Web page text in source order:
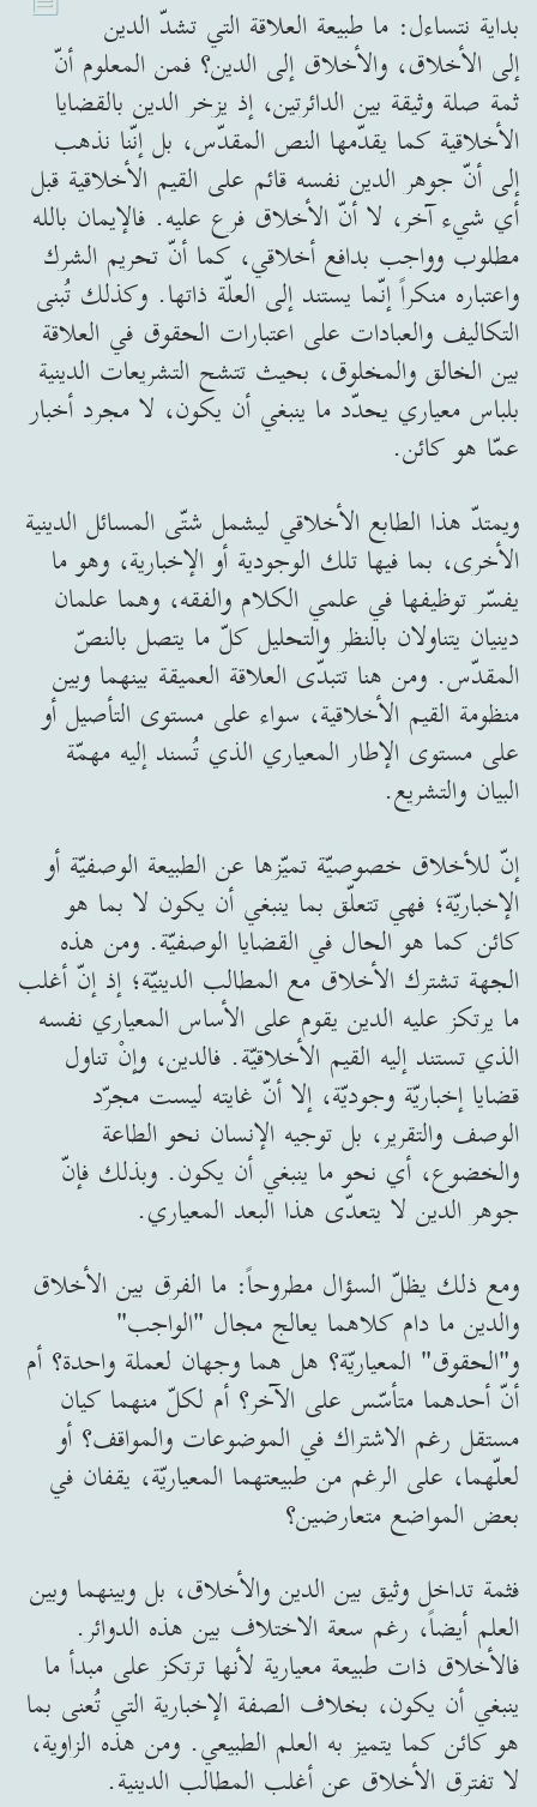
بداية نتساءل: ما طبيعة العلاقة التي تشدّ الدين
إلى الأخلاق، والأخلاق إلى الدين؟ فمن المعلوم أنّ
ثمة صلة وثيقة بين الدائرتين، إذ يزخر الدين بالقضايا
الأخلاقية كما يقدّمها النص المقدّس، بل إنّنا نذهب
إلى أنّ جوهر الدين نفسه قائم على القيم الأخلاقية قبل
أي شيء آخر، لا أنّ الأخلاق فرع عليه. فالإيمان بالله
مطلوب وواجب بدافع أخلاقي، كما أنّ تحريم الشرك
واعتباره منكراً إنّما يستند إلى العلّة ذاتها. وكذلك تُبنى
التكاليف والعبادات على اعتبارات الحقوق في العلاقة
بين الخالق والمخلوق، بحيث تتشح التشريعات الدينية
بلباس معياري يحدّد ما ينبغي أن يكون، لا مجرد أخبار
عمّا هو كائن.
ويمتدّ هذا الطابع الأخلاقي ليشمل شتّى المسائل الدينية
الأخرى، بما فيها تلك الوجودية أو الإخبارية، وهو ما
يفسّر توظيفها في علمي الكلام والفقه، وهما علمان
دينيان يتناولان بالنظر والتحليل كلّ ما يتصل بالنصّ
المقدّس. ومن هنا تتبدّى العلاقة العميقة بينهما وبين
منظومة القيم الأخلاقية، سواء على مستوى التأصيل أو
على مستوى الإطار المعياري الذي تُسند إليه مهمّة
البيان والتشريع.
إنّ للأخلاق خصوصيّة تميّزها عن الطبيعة الوصفيّة أو
الإخباريّة؛ فهي تتعلّق بما ينبغي أن يكون لا بما هو
كائن كما هو الحال في القضايا الوصفيّة. ومن هذه
الجهة تشترك الأخلاق مع المطالب الدينيّة؛ إذ إنّ أغلب
ما يرتكز عليه الدين يقوم على الأساس المعياري نفسه
الذي تستند إليه القيم الأخلاقيّة. فالدين، وإنْ تناول
قضايا إخباريّة وجوديّة، إلا أنّ غايته ليست مجرّد
الوصف والتقرير، بل توجيه الإنسان نحو الطاعة
والخضوع، أي نحو ما ينبغي أن يكون. وبذلك فإنّ
جوهر الدين لا يتعدّى هذا البعد المعياري.
ومع ذلك يظلّ السؤال مطروحاً: ما الفرق بين الأخلاق
والدين ما دام كلاهما يعالج مجال "الواجب"
و"الحقوق" المعياريّة؟ هل هما وجهان لعملة واحدة؟ أم
أنّ أحدهما متأسّس على الآخر؟ أم لكلّ منهما كيان
مستقل رغم الاشتراك في الموضوعات والمواقف؟ أو
لعلّهما، على الرغم من طبيعتهما المعياريّة، يقفان في
بعض المواضع متعارضين؟
فثمة تداخل وثيق بين الدين والأخلاق، بل وبينهما وبين
العلم أيضاً، رغم سعة الاختلاف بين هذه الدوائر.
فالأخلاق ذات طبيعة معيارية لأنها ترتكز على مبدأ ما
ينبغي أن يكون، بخلاف الصفة الإخبارية التي تُعنى بما
هو كائن كما يتميز به العلم الطبيعي. ومن هذه الزاوية،
لا تفترق الأخلاق عن أغلب المطالب الدينية.